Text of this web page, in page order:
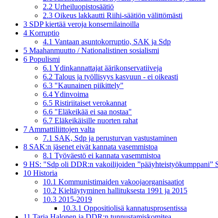
2.2 Urheiluopistosäätiö
2.3 Oikeus lakkautti Riihi-säätiön välittömästi
3 SDP kiertää veroja konsernilainoilla
4 Korruptio
4.1 Vantaan asuntokorruptio, SAK ja Sdp
5 Maahanmuutto / Nationalistinen sosialismi
6 Populismi
6.1 Ydinkannattajat äärikonservatiiveja
6.2 Talous ja työllisyys kasvuun - ei oikeasti
6.3 "Kaunainen piikittely"
6.4Ydinvoima
6.5 Ristiriitaiset verokannat
6.6 "Eläkeikää ei saa nostaa"
6.7 Eläkeikäisille nuorten rahat
7 Ammattiliittojen valta
7.1 SAK, Sdp ja perusturvan vastustaminen
8 SAK:n jäsenet eivät kannata vasemmistoa
8.1 Työväestö ei kannata vasemmistoa
9 HS: "Sdp oli DDR:n vakoilijoiden ”pääyhteistyö­kumppani”
10 Historia
10.1 Kommunistimaiden vakoojaorganisaatiot
10.2 Kieltäytyminen hallituksesta 1991 ja 2015
10.3 2015-2019
10.3.1 Oppositiolisä kannatusprosentissa